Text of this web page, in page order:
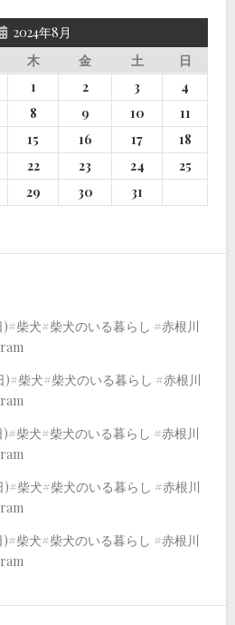
2024年8月
木 金 土
日
1
2 3
4
8 9 10
11
15 16 17
18
22 23 24
25
29 30
31
)#柴犬#柴犬のいる暮らし #赤根川
)#柴犬#柴犬のいる暮らし #赤根川
)#柴犬#柴犬のいる暮らし #赤根川
)#柴犬#柴犬のいる暮らし #赤根川
)#柴犬#柴犬のいる暮らし #赤根川